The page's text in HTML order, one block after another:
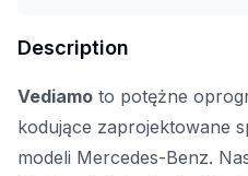
Description
Vediamo to potężne
kodujące zaprojektowane
modeli Mercedes-Benz.